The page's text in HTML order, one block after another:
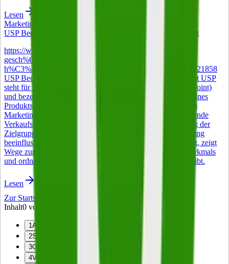
Lesen
Marketing
USP Bedeutung – was ein Alleinstellungsmerkmal ausmacht
https://www.istockphoto.com/de/foto/gl%C3%BCckliche-
gesch%C3%A4ftsfrau-mittleren-alters-managerin-beim-
h%C3%A4ndesch%C3%BCtteln-bei-gm2004890520-560421858
USP Bedeutung – was ein Alleinstellungsmerkmal ausmacht USP
steht für Unique Selling Proposition (auch Unique Selling Point)
und bezeichnet im Deutschen das Alleinstellungsmerkmal eines
Produkts, einer Dienstleistung oder eines Unternehmens. Im
Marketing ist der Begriff zentral: Gemeint ist das entscheidende
Verkaufsversprechen, das ein Angebot in der Wahrnehmung der
Zielgruppe unverwechselbar macht und die Kaufentscheidung
beeinflusst. Der folgende Artikel erklärt die USP Bedeutung, zeigt
Wege zur Entwicklung eines belastbaren Alleinstellungsmerkmals
und ordnet ein, warum das Konzept auch 2026 relevant bleibt.
Lesen
Zur Startseite
Inhalt0 von
1Aufgaben der Buchführung
2Systeme der Buchführung
3Grundlagen der doppelten Buchführung
4Vor- und Nachteile der doppelten Buchführung